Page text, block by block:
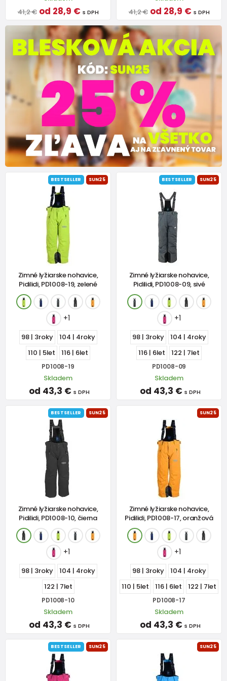
41,2 € od 28,9 € s DPH
41,2 € od 28,9 € s DPH
BESTSELLER SUN25
Zimné lyžiarske nohavice,
Pidilidi, PD1008-19, zelené
+1
98 | 3roky
104 | 4roky
110 | 5let
116 | 6let
PD1008-19
Skladem
od 43,3 € s DPH
BESTSELLER SUN25
Zimné lyžiarske nohavice,
Pidilidi, PD1008-09, sivé
+1
98 | 3roky
104 | 4roky
116 | 6let
122 | 7let
PD1008-09
Skladem
od 43,3 € s DPH
BESTSELLER SUN25
Zimné lyžiarske nohavice,
Pidilidi, PD1008-10, čierna
+1
98 | 3roky
104 | 4roky
122 | 7let
PD1008-10
Skladem
od 43,3 € s DPH
SUN25
Zimné lyžiarske nohavice,
Pidilidi, PD1008-17, oranžová
+1
98 | 3roky
104 | 4roky
110 | 5let
116 | 6let 122 | 7let
PD1008-17
Skladem
od 43,3 € s DPH
BESTSELLER SUN25 SUN25